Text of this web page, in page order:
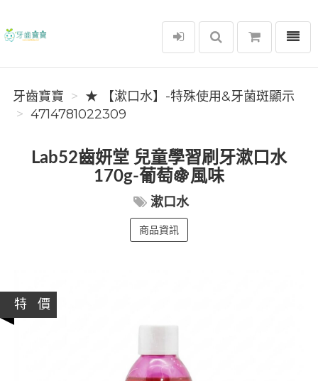
牙齒寶寶
選單
牙齒寶寶
★ 【漱口水】-特殊使用&牙菌斑顯示
4714781022309
Lab52齒妍堂 兒童學習刷牙漱口水
170g-葡萄🍇風味
漱口水
商品資訊
特 價